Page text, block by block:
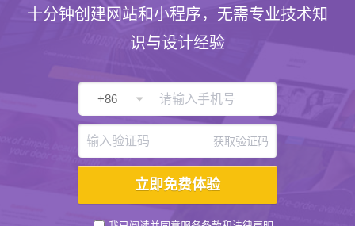
十分钟创建网站和小程序，无需专业技术知
识与设计经验
获取验证码